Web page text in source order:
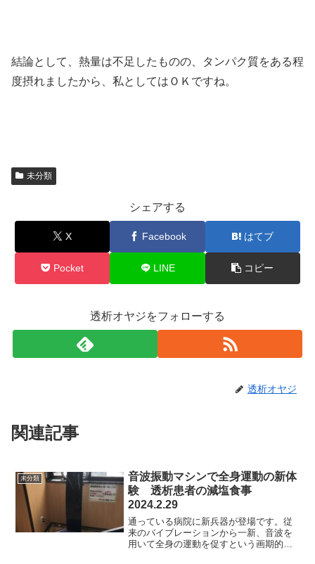
結論として、熱量は不足したものの、タンパク質をある程
度摂れましたから、私としてはＯＫですね。
未分類
シェアする
X Facebook はてブ
Pocket LINE コピー
透析オヤジをフォローする
透析オヤジ
関連記事
未分類
音波振動マシンで全身運動の新体
験 透析患者の減塩食事
2024.2.29
通っている病院に新兵器が登場です。従
来のバイブレーションから一新、音波を
用いて全身の運動を促すという画期的な